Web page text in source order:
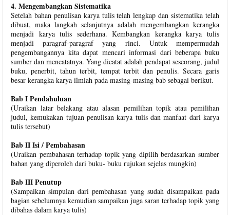
4. Mengembangkan Sistematika
Setelah bahan penulisan karya tulis telah lengkap dan sistematika telah
dibuat, maka langkah selanjutnya adalah mengembangkan kerangka
menjadi karya tulis sederhana. Kembangkan kerangka karya tulis
menjadi paragraf-paragraf yang rinci. Untuk mempermudah
pengembangannya kita dapat mencari informasi dari beberapa buku
sumber dan mencatatnya. Yang dicatat adalah pendapat seseorang, judul
buku, penerbit, tahun terbit, tempat terbit dan penulis. Secara garis
besar kerangka karya ilmiah pada masing-masing bab sebagai berikut.
Bab I Pendahuluan
(Uraikan latar belakang atau alasan pemilihan topik atau pemilihan
judul, kemukakan tujuan penulisan karya tulis dan manfaat dari karya
tulis tersebut)
Bab II Isi / Pembahasan
(Uraikan pembahasan terhadap topik yang dipilih berdasarkan sumber
bahan yang diperoleh dari buku- buku rujukan sejelas mungkin)
Bab III Penutup
(Sampaikan simpulan dari pembahasan yang sudah disampaikan pada
bagian sebelumnya kemudian sampaikan juga saran terhadap topik yang
dibahas dalam karya tulis)